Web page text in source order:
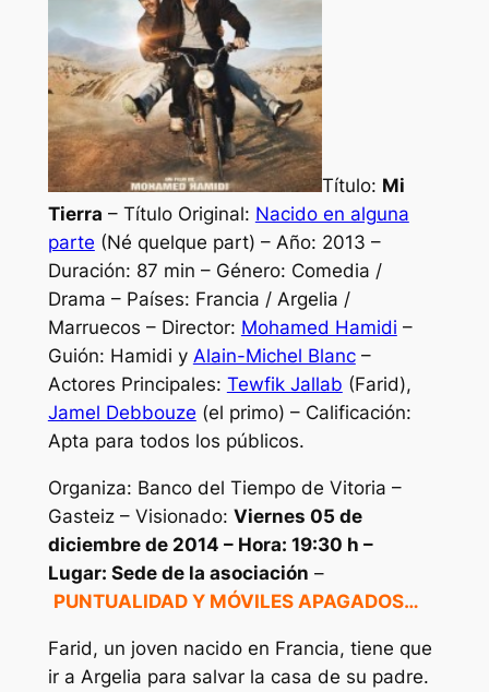
Título: Mi
Tierra – Título Original: Nacido en alguna
parte (Né quelque part) – Año: 2013 –
Duración: 87 min – Género: Comedia /
Drama – Países: Francia / Argelia /
Marruecos – Director: Mohamed Hamidi –
Guión: Hamidi y Alain-Michel Blanc–
Actores Principales: Tewfik Jallab (Farid),
Jamel Debbouze (el primo) – Calificación:
Apta para todos los públicos.
Organiza: Banco del Tiempo de Vitoria –
Gasteiz – Visionado: Viernes 05 de
diciembre de 2014 – Hora: 19:30 h –
Lugar: Sede de la asociación –
PUNTUALIDAD Y MÓVILES APAGADOS…
Farid, un joven nacido en Francia, tiene que
ir a Argelia para salvar la casa de su padre.